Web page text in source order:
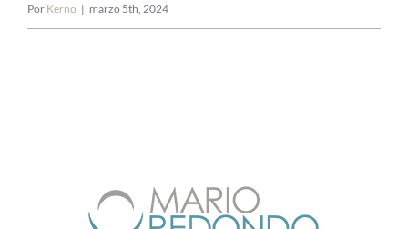
Por Kerno | marzo 5th, 2024